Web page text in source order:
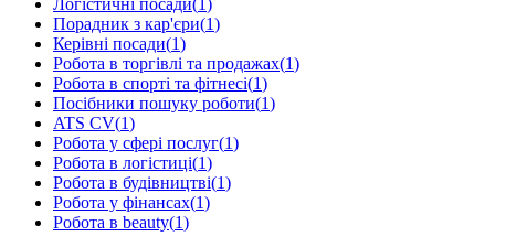
Порадник з кар'єри(1)
Керівні посади(1)
Робота в торгівлі та продажах(1)
Робота в спорті та фітнесі(1)
Посібники пошуку роботи(1)
ATS CV(1)
Робота у сфері послуг(1)
Робота в логістиці(1)
Робота в будівництві(1)
Робота у фінансах(1)
Робота в beauty(1)